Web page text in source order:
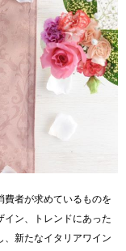
費者が求めているものを
イン、トレンドにあった
、新たなイタリアワイン